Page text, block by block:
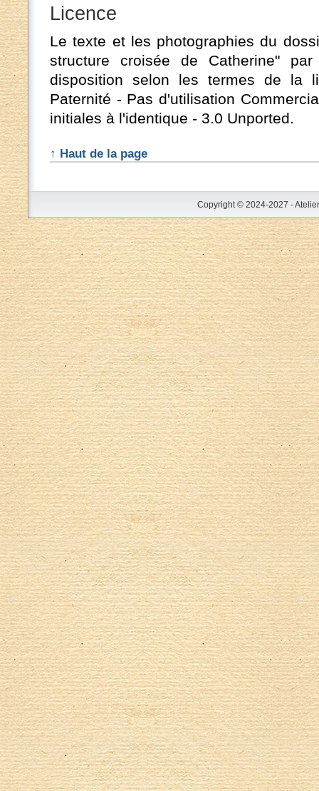
Licence
Le texte et les photographies du
structure croisée de Catherine"
disposition selon les termes de la
Paternité - Pas d'utilisation
initiales à l'identique - 3.0 Unported.
↑ Haut de la page
Copyright © 2024-2027 -